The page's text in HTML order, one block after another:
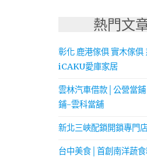
熱門文
彰化 鹿港傢俱 實木傢
iCAKU愛庫家居
雲林汽車借款│公營當
鋪-雲科當舖
新北三峽配鎖開鎖專門
台中美食│首創南洋蔬